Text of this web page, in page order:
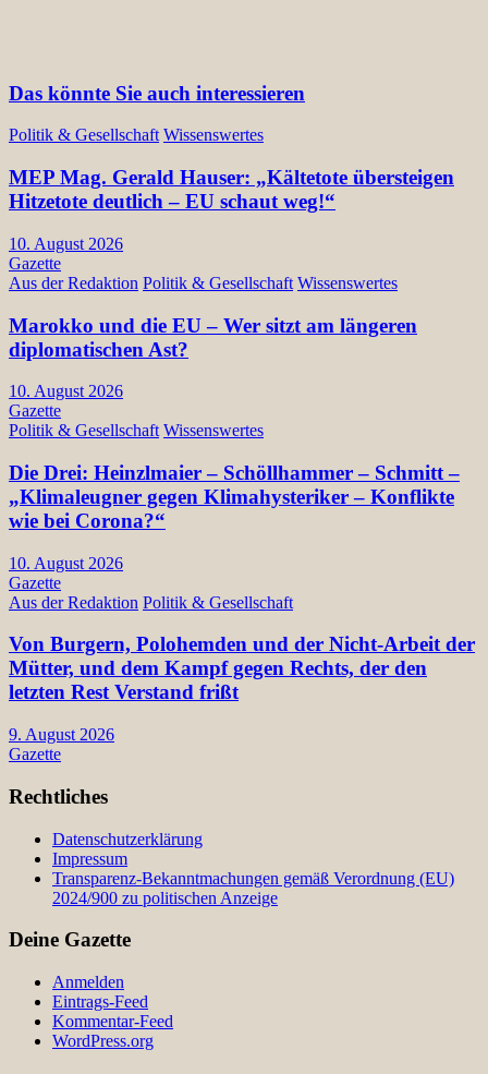
Das könnte Sie auch interessieren
Politik & Gesellschaft Wissenswertes
MEP Mag. Gerald Hauser: „Kältetote übersteigen
Hitzetote deutlich – EU schaut weg!“
10. August 2026
Gazette
Aus der Redaktion Politik & Gesellschaft Wissenswertes
Marokko und die EU – Wer sitzt am längeren
diplomatischen Ast?
10. August 2026
Gazette
Politik & Gesellschaft Wissenswertes
Die Drei: Heinzlmaier – Schöllhammer – Schmitt –
„Klimaleugner gegen Klimahysteriker – Konflikte
wie bei Corona?“
10. August 2026
Gazette
Aus der Redaktion Politik & Gesellschaft
Von Burgern, Polohemden und der Nicht-Arbeit der
Mütter, und dem Kampf gegen Rechts, der den
letzten Rest Verstand frißt
9. August 2026
Gazette
Rechtliches
Datenschutzerklärung
Impressum
Transparenz-Bekanntmachungen gemäß Verordnung (EU)
2024/900 zu politischen Anzeige
Deine Gazette
Anmelden
Eintrags-Feed
Kommentar-Feed
WordPress.org